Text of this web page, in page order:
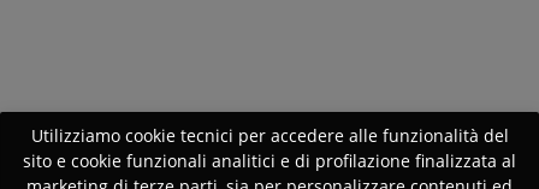
Utilizziamo cookie tecnici per accedere alle funzionalità del
sito e cookie funzionali analitici e di profilazione finalizzata al